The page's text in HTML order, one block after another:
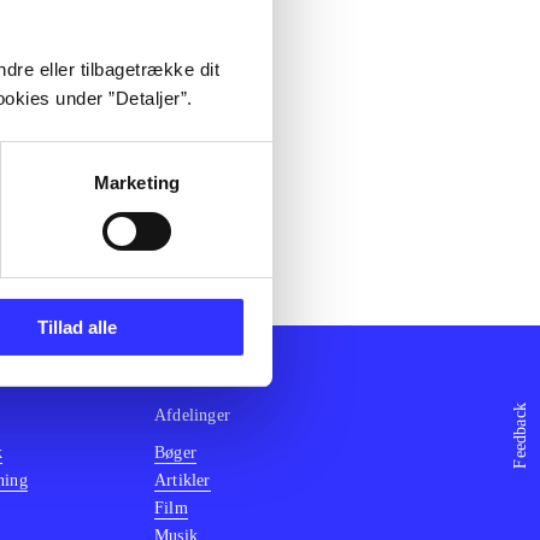
eller tilbagetrække dit
under ”Detaljer”.
Marketing
Tillad alle
Feedback
Afdelinger
Bøger
Artikler
Film
Musik